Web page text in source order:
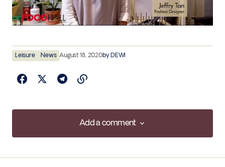
Leisure News August 18, 2020byDEWI
Add a comment
Add a comment